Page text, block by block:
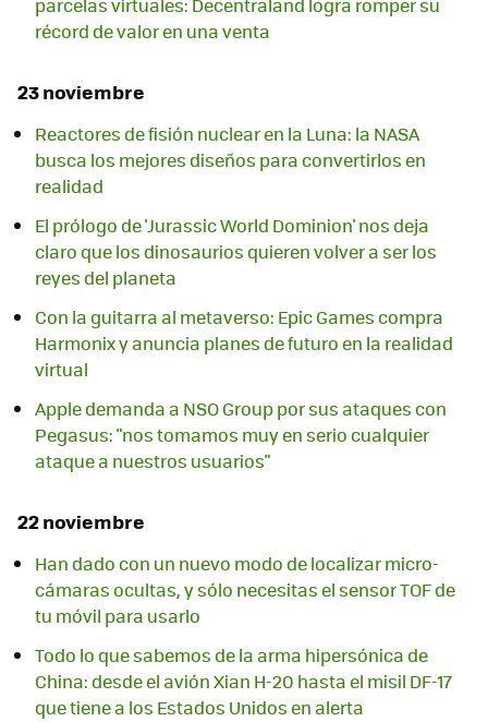
récord de valor en una venta
23 noviembre
Reactores de fisión nuclear en la Luna: la NASA
busca los mejores diseños para convertirlos en
realidad
El prólogo de 'Jurassic World Dominion' nos deja
claro que los dinosaurios quieren volver a ser los
reyes del planeta
Con la guitarra al metaverso: Epic Games compra
Harmonix y anuncia planes de futuro en la realidad
virtual
Apple demanda a NSO Group por sus ataques con
Pegasus: "nos tomamos muy en serio cualquier
ataque a nuestros usuarios"
22 noviembre
Han dado con un nuevo modo de localizar micro-
cámaras ocultas, y sólo necesitas el sensor TOF de
tu móvil para usarlo
Todo lo que sabemos de la arma hipersónica de
China: desde el avión Xian H-20 hasta el misil DF-17
que tiene a los Estados Unidos en alerta